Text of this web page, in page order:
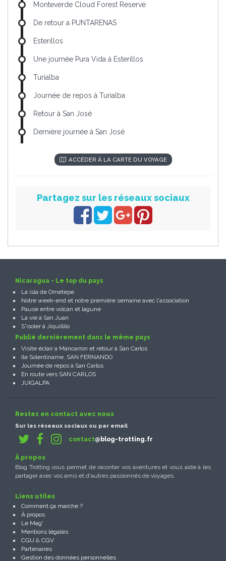
Monteverde Cloud Forest Reserve
De retour a PUNTARENAS
Esterillos
Une journée Pura Vida à Esterillos
Turialba
Journée de repos à Turialba
Retour à San José
Dernière journée à San José
ACCÉDER À LA CARTE DU VOYAGE
Partagez sur les réseaux sociaux
Nicaragua - Le top du pays
La isla de Ometepe
Notre week-end et notre première semaine avec l'association
Pause entre volcan et lagune
La vie à San Juan
S'isoler à Jiquillilo
Publié dernièrement dans le même pays
Visite éclair a Mancarron et retour à San Carlos
Ile Solentiname, SAN FERNANDO
Journée de repos à San Carlos
En route vers SAN CARLOS
JUIGALPA
Restez en contact avec nous
Sur les réseaux sociaux ou par email
contact@blog-trotting.fr
À propos
Blog Trotting vous permet de raconter vos aventures et vous aide à les
partager avec vos amis et d'autres passionnés de voyages.
Liens utiles
Comment ça marche ?
À propos
Le Mag'
Mentions légales
CGU & CGV
Partenaires
Gestion des données personnelles